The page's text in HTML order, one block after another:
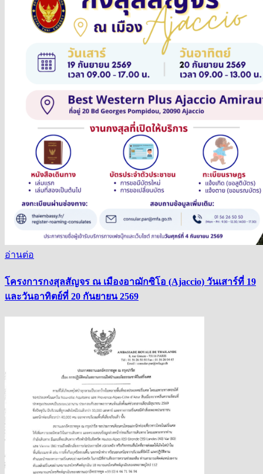
อ่านต่อ
โครงการกงสุลสัญจร ณ เมืองอาฌักซิโอ (Ajaccio) วันเสาร์ที่ 19
และวันอาทิตย์ที่ 20 กันยายน 2569